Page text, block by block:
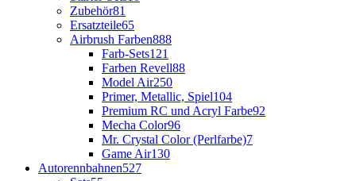
Zubehör81
Ersatzteile65
Airbrush Farben888
Farb-Sets121
Farben Revell88
Model Air250
Primer, Metallic, Spiel104
Premium RC und Acryl Farbe92
Mecha Color96
Mr. Crystal Color (Perlfarbe)7
Game Air130
Autorennbahnen527